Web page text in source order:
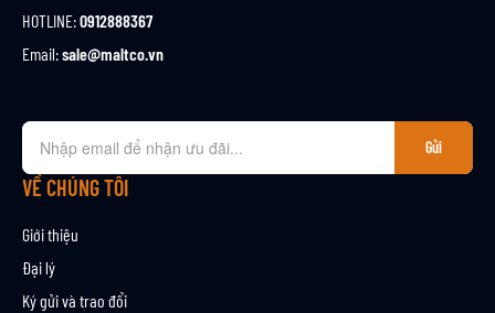
HOTLINE:0912888367
Email:sale@maltco.vn
Đ
n
k
n
h
Gửi
VỀ CHÚNG TÔI
Giới thiệu
Đại lý
Ký gửi và trao đổi